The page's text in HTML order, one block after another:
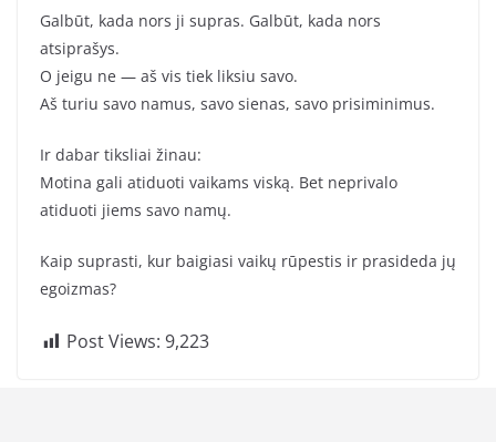
Galbūt, kada nors ji supras. Galbūt, kada nors
atsiprašys.
O jeigu ne — aš vis tiek liksiu savo.
Aš turiu savo namus, savo sienas, savo prisiminimus.
Ir dabar tiksliai žinau:
Motina gali atiduoti vaikams viską. Bet neprivalo
atiduoti jiems savo namų.
Kaip suprasti, kur baigiasi vaikų rūpestis ir prasideda jų
egoizmas?
Post Views: 9,223